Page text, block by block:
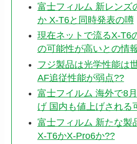
富士フィルム 新レンズ
か X-T6と同時発表の噂
現在ネットで流るX-T6
の可能性が高いとの情
フジ製品は光学性能は
AF追従性能が弱点??
富士フイルム 海外で8
げ 国内も値上げされる
富士フィルム 新たな製
X-T6かX-Pro6か??